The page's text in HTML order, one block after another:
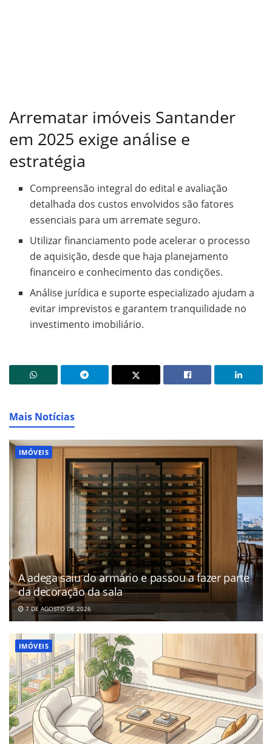
Arrematar imóveis Santander
em 2025 exige análise e
estratégia
Compreensão integral do edital e avaliação
detalhada dos custos envolvidos são fatores
essenciais para um arremate seguro.
Utilizar financiamento pode acelerar o processo
de aquisição, desde que haja planejamento
financeiro e conhecimento das condições.
Análise jurídica e suporte especializado ajudam a
evitar imprevistos e garantem tranquilidade no
investimento imobiliário.
Mais Notícias
IMÓVEIS
A adega saiu do armário e passou a fazer parte
da decoração da sala
7 DE AGOSTO DE 2026
IMÓVEIS